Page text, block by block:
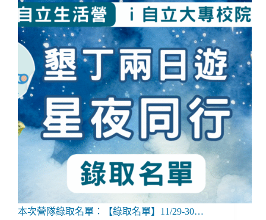
本次營隊錄取名單：【錄取名單】11/29-30…